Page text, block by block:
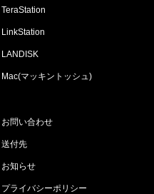
TeraStation
LinkStation
LANDISK
Mac(マッキントッシュ)
お問い合わせ
送付先
お知らせ
プライバシーポリシー